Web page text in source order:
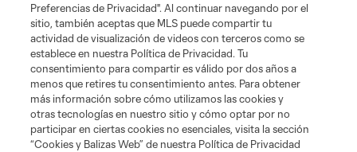
Terminos de servicio
Politica de privacidad
Do Not Sell or Share My Personal Information
Cookies Settings
Preferencias de Privacidad". Al continuar navegando por el
sitio, también aceptas que MLS puede compartir tu
actividad de visualización de videos con terceros como se
establece en nuestra Política de Privacidad. Tu
consentimiento para compartir es válido por dos años a
menos que retires tu consentimiento antes. Para obtener
más información sobre cómo utilizamos las cookies y
otras tecnologías en nuestro sitio y cómo optar por no
participar en ciertas cookies no esenciales, visita la sección
“Cookies y Balizas Web” de nuestra Política de Privacidad